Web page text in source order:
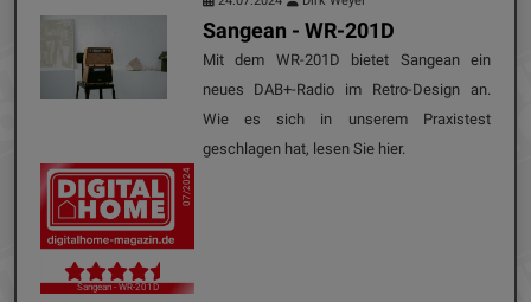
Sangean - WR-201D
Mit dem WR-201D bietet Sangean ein
neues DAB+-Radio im Retro-Design an.
Wie es sich in unserem Praxistest
geschlagen hat, lesen Sie hier.
07/2024
Sangean - WR-201D